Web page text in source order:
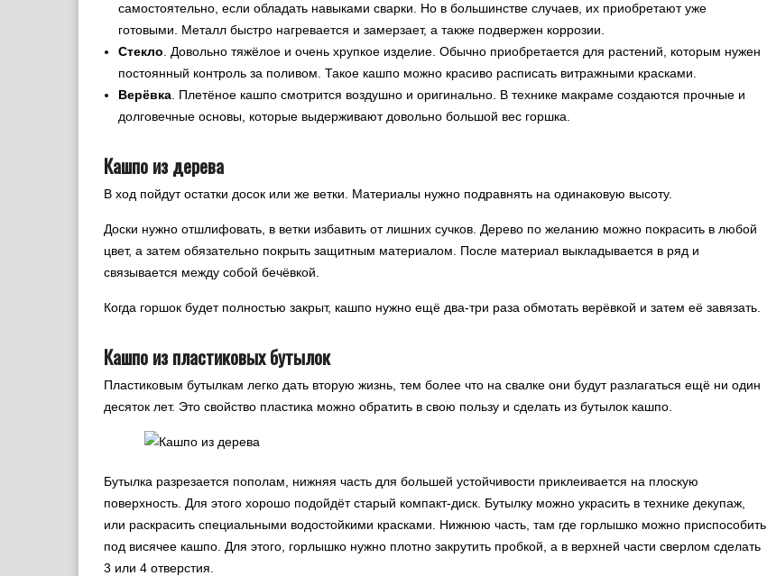
самостоятельно, если обладать навыками сварки. Но в большинстве случаев, их приобретают уже
готовыми. Металл быстро нагревается и замерзает, а также подвержен коррозии.
Стекло . Довольно тяжёлое и очень хрупкое изделие. Обычно приобретается для растений, которым нужен
постоянный контроль за поливом. Такое кашпо можно красиво расписать витражными красками.
Верёвка . Плетёное кашпо смотрится воздушно и оригинально. В технике макраме создаются прочные и
долговечные основы, которые выдерживают довольно большой вес горшка.
Кашпо из дерева
В ход пойдут остатки досок или же ветки. Материалы нужно подравнять на одинаковую высоту.
Доски нужно отшлифовать, в ветки избавить от лишних сучков. Дерево по желанию можно покрасить в любой
цвет, а затем обязательно покрыть защитным материалом. После материал выкладывается в ряд и
связывается между собой бечёвкой.
Когда горшок будет полностью закрыт, кашпо нужно ещё два-три раза обмотать верёвкой и затем её завязать.
Кашпо из пластиковых бутылок
Пластиковым бутылкам легко дать вторую жизнь, тем более что на свалке они будут разлагаться ещё ни один
десяток лет. Это свойство пластика можно обратить в свою пользу и сделать из бутылок кашпо.
Бутылка разрезается пополам, нижняя часть для большей устойчивости приклеивается на плоскую
поверхность. Для этого хорошо подойдёт старый компакт-диск. Бутылку можно украсить в технике декупаж,
или раскрасить специальными водостойкими красками. Нижнюю часть, там где горлышко можно приспособить
под висячее кашпо. Для этого, горлышко нужно плотно закрутить пробкой, а в верхней части сверлом сделать
3 или 4 отверстия.